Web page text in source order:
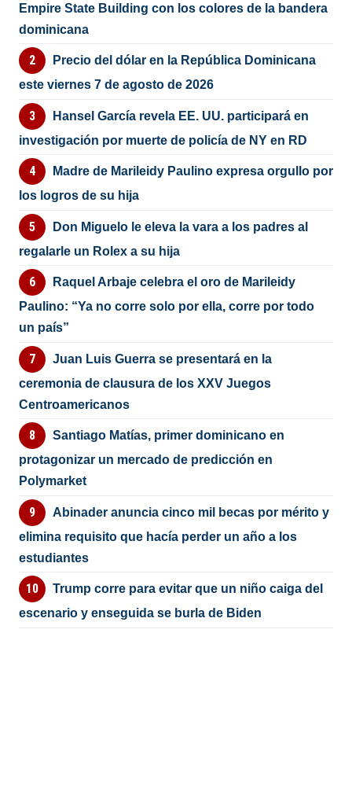
Empire State Building con los colores de la bandera
dominicana
Precio del dólar en la República Dominicana
este viernes 7 de agosto de 2026
Hansel García revela EE. UU. participará en
investigación por muerte de policía de NY en RD
Madre de Marileidy Paulino expresa orgullo por
los logros de su hija
Don Miguelo le eleva la vara a los padres al
regalarle un Rolex a su hija
Raquel Arbaje celebra el oro de Marileidy
Paulino: “Ya no corre solo por ella, corre por todo
un país”
Juan Luis Guerra se presentará en la
ceremonia de clausura de los XXV Juegos
Centroamericanos
Santiago Matías, primer dominicano en
protagonizar un mercado de predicción en
Polymarket
Abinader anuncia cinco mil becas por mérito y
elimina requisito que hacía perder un año a los
estudiantes
Trump corre para evitar que un niño caiga del
escenario y enseguida se burla de Biden